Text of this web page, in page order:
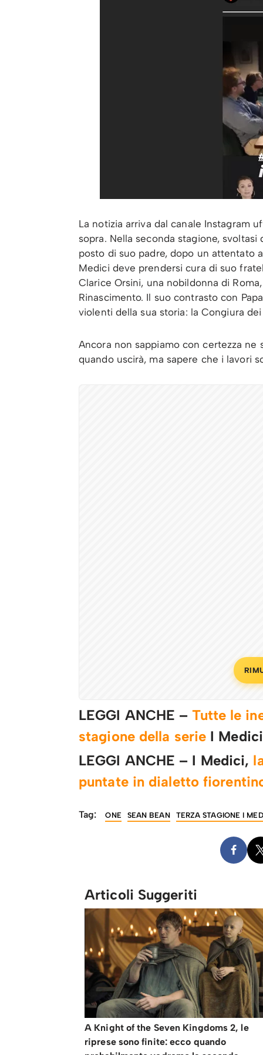
La notizia arriva dal canale Instagram
sopra. Nella seconda stagione, svoltasi
posto di suo padre, dopo un attentato
Medici deve prendersi cura di suo
Clarice Orsini, una nobildonna di
Rinascimento. Il suo contrasto con
violenti della sua storia: la Congiura dei
Ancora non sappiamo con certezza
quando uscirà, ma sapere che i lavori
LEGGI ANCHE –Tutte le
stagione della serie I Medici
LEGGI ANCHE – I Medici,
puntate in dialetto
Tag: ONE SEAN BEAN TERZA STAGIONE I
Articoli Suggeriti
A Knight of the Seven Kingdoms 2, le
riprese sono finite: ecco quando